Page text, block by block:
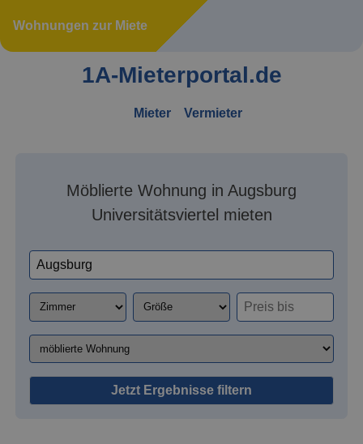
Wohnungen zur Miete
1A-Mieterportal.de
Mieter Vermieter
Möblierte Wohnung in Augsburg
Universitätsviertel mieten
Jetzt Ergebnisse filtern